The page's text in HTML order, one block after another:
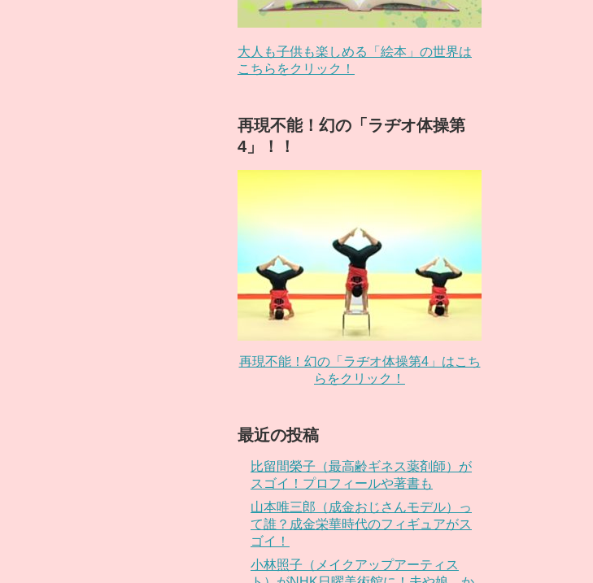
大人も子供も楽しめる「絵本」の世界は
こちらをクリック！
再現不能！幻の「ラヂオ体操第
4」！！
再現不能！幻の「ラヂオ体操第4」はこち
らをクリック！
最近の投稿
比留間榮子（最高齢ギネス薬剤師）が
スゴイ！プロフィールや著書も
山本唯三郎（成金おじさんモデル）っ
て誰？成金栄華時代のフィギュアがス
ゴイ！
小林照子（メイクアップアーティス